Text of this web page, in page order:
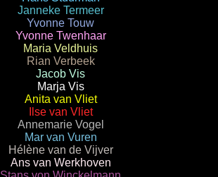
Janneke Termeer
Yvonne Touw
Yvonne Twenhaar
Maria Veldhuis
Rian Verbeek
Jacob Vis
Marja Vis
Anita van Vliet
Ilse van Vliet
Annemarie Vogel
Mar van Vuren
Hélène van de Vijver
Ans van Werkhoven